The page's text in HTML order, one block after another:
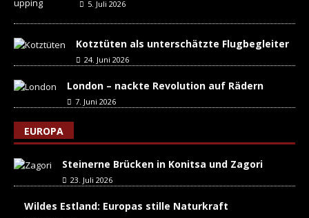
5. Juli 2026
Kotztüten als unterschätzte Flugbegleiter
24. Juni 2026
London – nackte Revolution auf Rädern
7. Juni 2026
EUROPA
Steinerne Brücken in Konitsa und Zagori
23. Juli 2026
Wildes Estland: Europas stille Naturkraft